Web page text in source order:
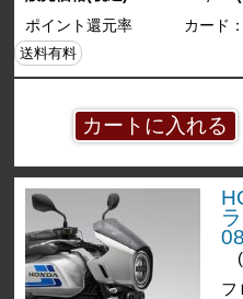
ポイント還元率
カード
送料有料
フ